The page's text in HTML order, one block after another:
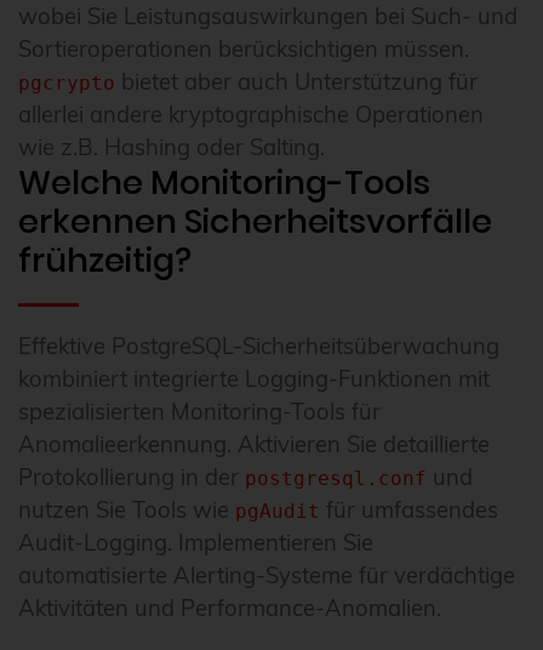
wobei Sie Leistungsauswirkungen bei Such- und
Sortieroperationen berücksichtigen müssen.
pgcrypto bietet aber auch Unterstützung für
allerlei andere kryptographische Operationen
wie z.B. Hashing oder Salting.
Welche Monitoring-Tools
erkennen Sicherheitsvorfälle
frühzeitig?
Effektive PostgreSQL-Sicherheitsüberwachung
kombiniert integrierte Logging-Funktionen mit
spezialisierten Monitoring-Tools für
Anomalieerkennung. Aktivieren Sie detaillierte
Protokollierung in der postgresql.conf und
nutzen Sie Tools wie pgAudit für umfassendes
Audit-Logging. Implementieren Sie
automatisierte Alerting-Systeme für verdächtige
Aktivitäten und Performance-Anomalien.